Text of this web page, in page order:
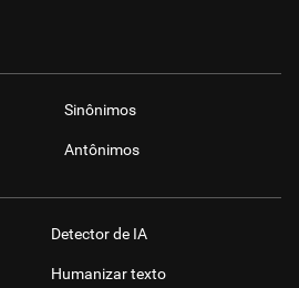
Sinônimos
Antônimos
Detector de IA
Humanizar texto